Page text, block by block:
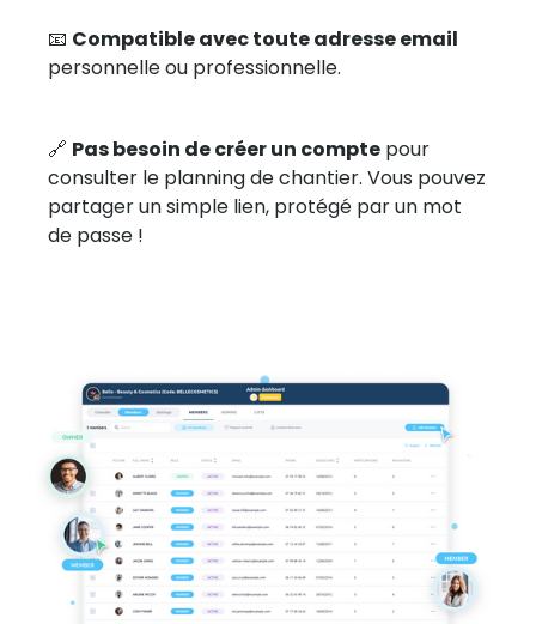
📧 Compatible avec toute adresse email
personnelle ou professionnelle.
🔗 Pas besoin de créer un compte pour
consulter le planning de chantier. Vous pouvez
partager un simple lien, protégé par un mot
de passe !